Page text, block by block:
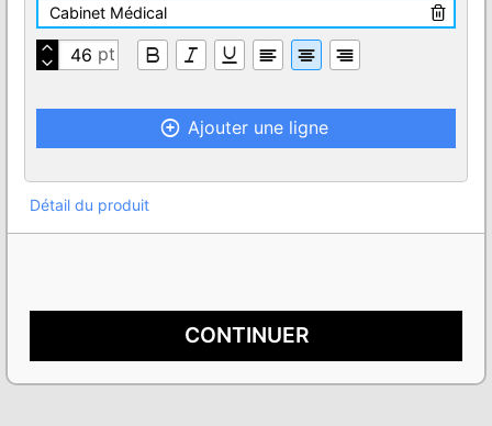
Ajouter une ligne
Détail du produit
CONTINUER